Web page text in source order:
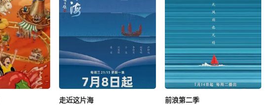
走近这片海
前浪第二季